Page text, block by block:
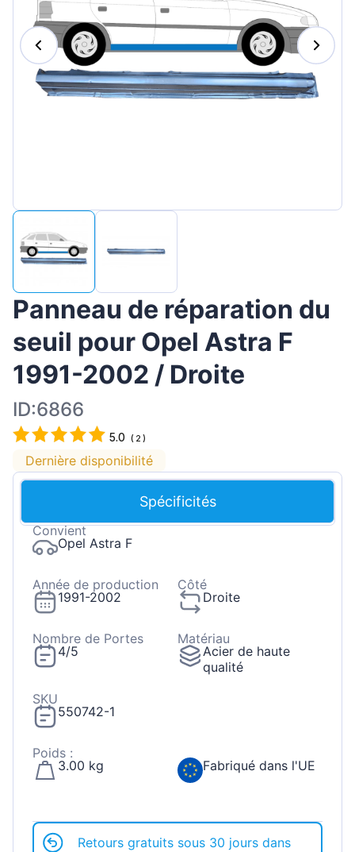
Magyar
Lietuvių
Português
Panneau de réparation du
seuil pour Opel Astra F
1991-2002 / Droite
ID:6866
5.0 ( 2 )
Dernière disponibilité
Spécificités
Convient
Opel Astra F
Année de production
1991-2002
Côté
Droite
Nombre de Portes
4/5
Matériau
Acier de haute
qualité
SKU
550742-1
Poids :
3.00 kg
Fabriqué dans l'UE
Retours gratuits sous 30 jours dans